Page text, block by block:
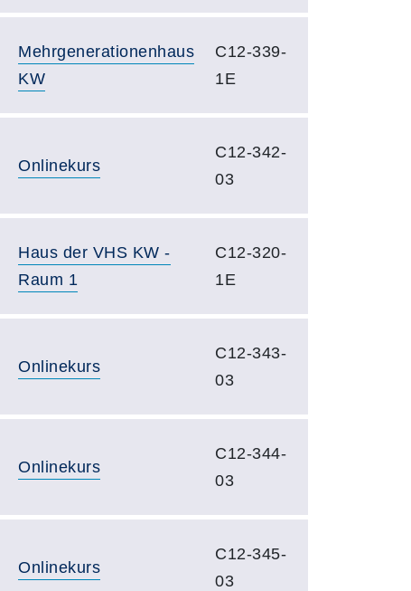
Mehrgenerationenhaus
KW
C12-339-
1E
Onlinekurs
C12-342-
03
Haus der VHS KW -
Raum 1
C12-320-
1E
Onlinekurs
C12-343-
03
Onlinekurs
C12-344-
03
Onlinekurs
C12-345-
03